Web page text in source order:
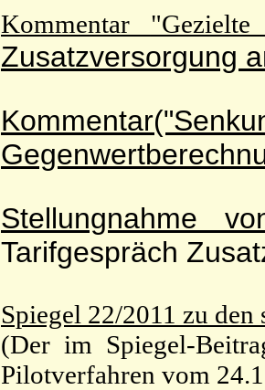
Kommentar
Zusatzversorgung
Stellungnahme
Tarifgespräch
Spiegel 22/2011 zu
(Der im Spiegel-
Pilotverfahren vom